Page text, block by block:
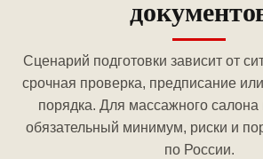
Сценарий подготовки зависит от
срочная проверка, предписание
порядка. Для массажного
обязательный минимум, риски и
по России.